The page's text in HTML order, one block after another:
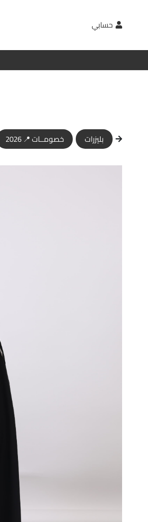
حسابي
بليزرات خصومــات 📍 2026